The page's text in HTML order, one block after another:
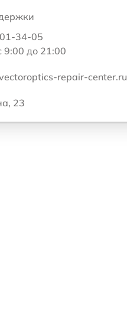
34-05
9:00 до 21:00
repair-center.ru
23